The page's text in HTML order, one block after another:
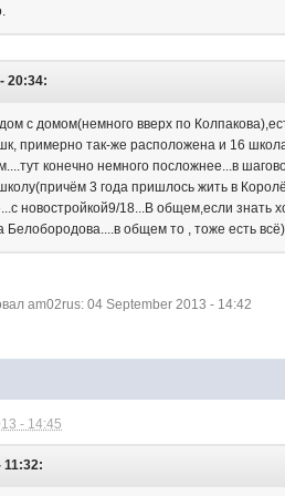
20:34:
с домом(немного вверх по
примерно так-же расположена и 16
конечно немного посложнее...в
3 года пришлось жить в
новостройкой9/18...В общем,если знать
Белобородова....в общем то , тоже есть
am02rus: 04 September 2013 - 14:42
- 14:45
11:32: